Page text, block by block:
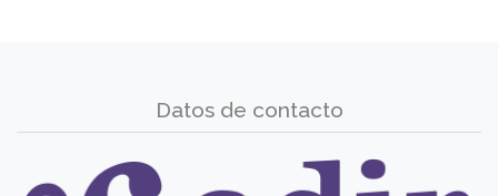
Datos de contacto